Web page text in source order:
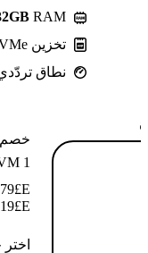
RAM
تخزين NVMe بسعة
نطاق
خصم 64%
1
E£
E£